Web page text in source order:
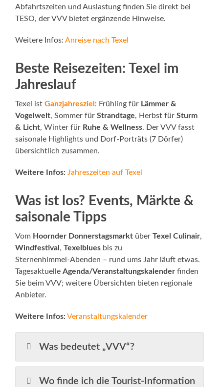
Abfahrtszeiten und Auslastung finden Sie direkt bei
TESO, der VVV bietet ergänzende Hinweise.
Weitere Infos:Anreise nach Texel
Beste Reisezeiten: Texel im
Jahreslauf
Texel istGanzjahresziel : Frühling für Lämmer &
Vogelwelt, Sommer fürStrandtage, Herbst fürSturm
& Licht, Winter für Ruhe & Wellness. Der VVV fasst
saisonale Highlights und Dorf‑Porträts (7 Dörfer)
übersichtlich zusammen.
Weitere Infos:Jahreszeiten auf Texel
Was ist los? Events, Märkte &
saisonale Tipps
Vom Hoornder Donnerstagsmarkt überTexel Culinair,
Windfestival ,Texelblues bis zu
Sternenhimmel‑Abenden – rund ums Jahr läuft etwas.
TagesaktuelleAgenda/Veranstaltungskalender finden
Sie beim VVV; weitere Übersichten bieten regionale
Anbieter.
Weitere Infos: Veranstaltungskalender
Was bedeutet „VVV“?
Wo finde ich die Tourist‑Information